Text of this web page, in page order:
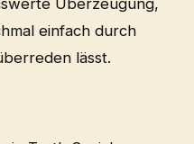
einfach durch
lässt.